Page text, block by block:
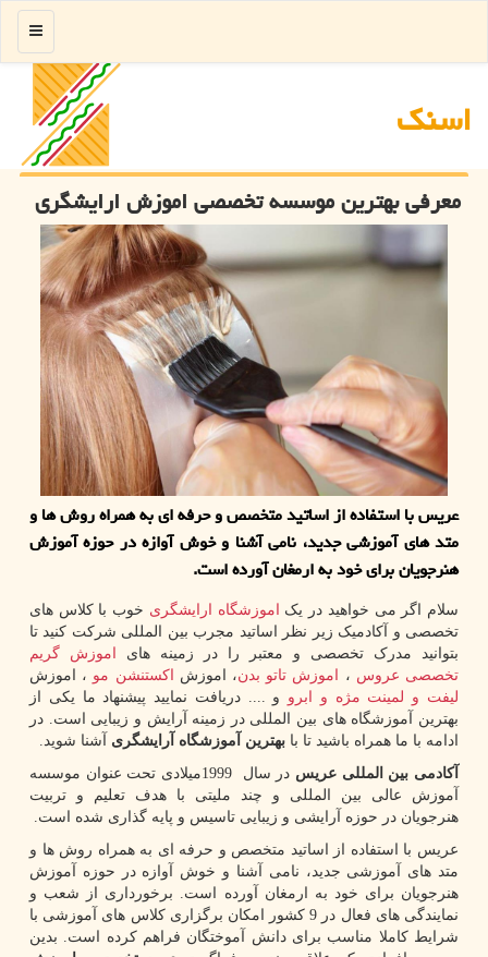
اسنك
منو
معرفی بهترین موسسه تخصصی اموزش ارایشگری
عریس با استفاده از اساتید متخصص و حرفه ای به همراه روش ها و
متد های آموزشی جدید، نامی آشنا و خوش آوازه در حوزه آموزش
هنرجویان برای خود به ارمغان آورده است.
سلام اگر می خواهید در یک اموزشگاه ارایشگری خوب با کلاس های
تخصصی و آکادمیک زیر نظر اساتید مجرب بین المللی شرکت کنید تا
بتوانید مدرک تخصصی و معتبر را در زمینه های
اموزش گریم
تخصصی عروس ، اموزش تاتو بدن، اموزش اکستنشن مو ، اموزش
لیفت و لمینت مژه و ابرو و .... دریافت نمایید پیشنهاد ما یکی از
بهترین آموزشگاه های بین المللی در زمینه آرایش و زیبایی است. در
ادامه با ما همراه باشید تا با بهترین آموزشگاه آرایشگری
آشنا شوید.
آکادمی بین المللی عریس در سال 1999میلادی تحت عنوان موسسه
آموزش عالی بین المللی و چند ملیتی با هدف تعلیم و تربیت
هنرجویان در حوزه آرایشی و زیبایی تاسیس و پایه گذاری شده است.
عریس با استفاده از اساتید متخصص و حرفه ای به همراه روش ها و
متد های آموزشی جدید، نامی آشنا و خوش آوازه در حوزه آموزش
هنرجویان برای خود به ارمغان آورده است. برخورداری از شعب و
نمایندگی های فعال در 9 کشور امکان برگزاری کلاس های آموزشی با
شرایط کاملا مناسب برای دانش آموختگان فراهم کرده است. بدین